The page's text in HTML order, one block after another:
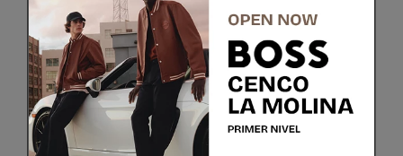
ADOLFO DOMINGUEZ
Vestido Mujer Color
Negro